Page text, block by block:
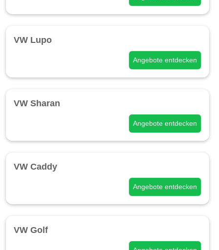
VW Lupo
Angebote entdecken
VW Sharan
Angebote entdecken
VW Caddy
Angebote entdecken
VW Golf